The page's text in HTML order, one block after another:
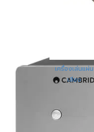
เครื่องเล่นแผ่น
เสียง